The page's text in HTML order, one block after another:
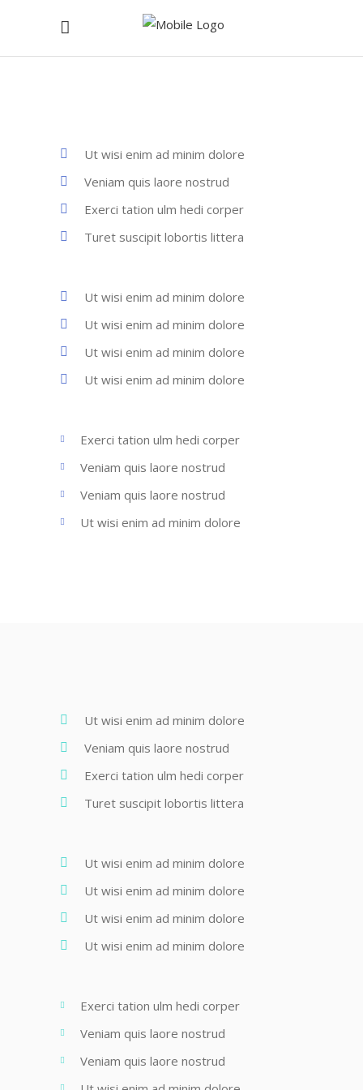
Ut wisi enim ad minim dolore
Veniam quis laore nostrud
Exerci tation ulm hedi corper
Turet suscipit lobortis littera
Ut wisi enim ad minim dolore
Ut wisi enim ad minim dolore
Ut wisi enim ad minim dolore
Ut wisi enim ad minim dolore
Exerci tation ulm hedi corper
Veniam quis laore nostrud
Veniam quis laore nostrud
Ut wisi enim ad minim dolore
Ut wisi enim ad minim dolore
Veniam quis laore nostrud
Exerci tation ulm hedi corper
Turet suscipit lobortis littera
Ut wisi enim ad minim dolore
Ut wisi enim ad minim dolore
Ut wisi enim ad minim dolore
Ut wisi enim ad minim dolore
Exerci tation ulm hedi corper
Veniam quis laore nostrud
Veniam quis laore nostrud